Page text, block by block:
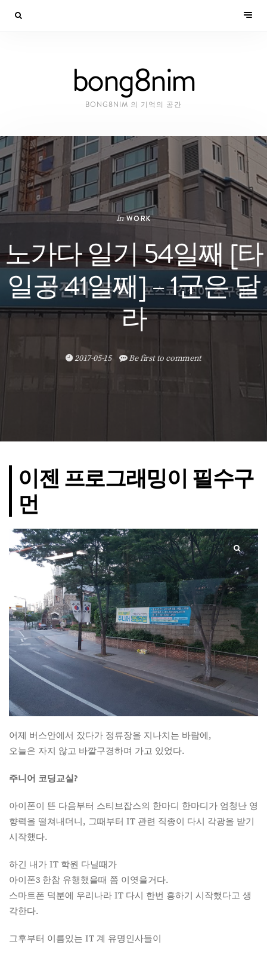
bong8nim
BONG8NIM 의 기억의 공간
In WORK
노가다 일기 54일째 [타
일공 41일째] – 1군은 달
라
2017-05-15 Be first to comment
이젠 프로그래밍이 필수구
먼
어제 버스안에서 잤다가 정류장을 지나치는 바람에,
오늘은 자지 않고 바깥구경하며 가고 있었다.
주니어 코딩교실?
아이폰이 뜬 다음부터 스티브잡스의 한마디 한마디가 엄청난 영
향력을 떨쳐내더니, 그때부터 IT 관련 직종이 다시 각광을 받기
시작했다.
하긴 내가 IT 학원 다닐때가
아이폰3 한참 유행했을때 쯤 이엿을거다.
스마트폰 덕분에 우리나라 IT 다시 한번 흥하기 시작했다고 생
각한다.
그후부터 이름있는 IT 계 유명인사들이